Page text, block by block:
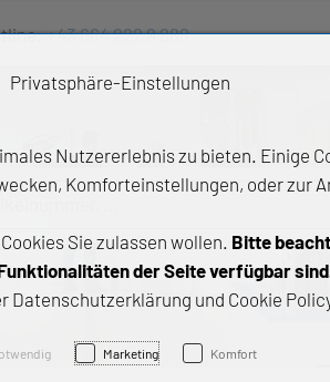
+43 664 222 9 888
Privatsphäre-Einstellungen
Nutzererlebnis zu bieten. Einige
Komforteinstellungen, oder zur
Sie zulassen wollen. Bitte
der Seite verfügbar
Datenschutzerklärung und Cookie
Marketing Komfort